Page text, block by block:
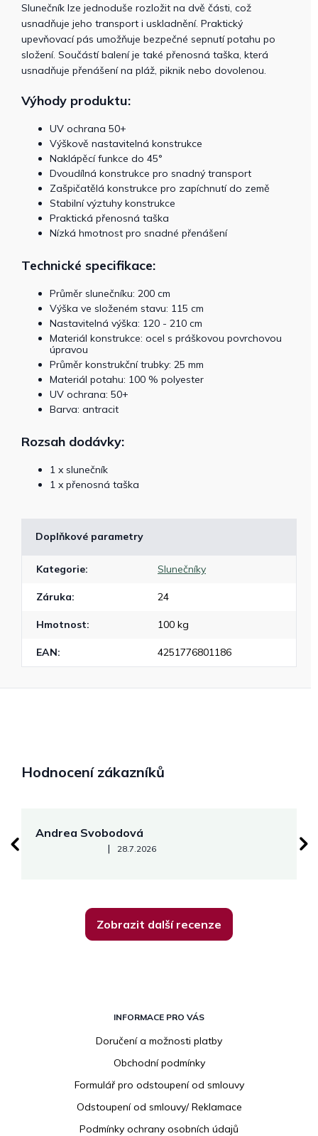
Slunečník lze jednoduše rozložit na dvě části, což
usnadňuje jeho transport i uskladnění. Praktický
upevňovací pás umožňuje bezpečné sepnutí potahu po
složení. Součástí balení je také přenosná taška, která
usnadňuje přenášení na pláž, piknik nebo dovolenou.
Výhody produktu:
UV ochrana 50+
Výškově nastavitelná konstrukce
Naklápěcí funkce do 45°
Dvoudílná konstrukce pro snadný transport
Zašpičatělá konstrukce pro zapíchnutí do země
Stabilní výztuhy konstrukce
Praktická přenosná taška
Nízká hmotnost pro snadné přenášení
Technické specifikace:
Průměr slunečníku: 200 cm
Výška ve složeném stavu: 115 cm
Nastavitelná výška: 120 - 210 cm
Materiál konstrukce: ocel s práškovou povrchovou
úpravou
Průměr konstrukční trubky: 25 mm
Materiál potahu: 100 % polyester
UV ochrana: 50+
Barva: antracit
Rozsah dodávky:
1 x slunečník
1 x přenosná taška
Doplňkové parametry
Kategorie: Slunečníky
Záruka: 24
Hmotnost: 100 kg
EAN: 4251776801186
Hodnocení zákazníků
Andrea Svobodová
Hodnocení obchodu je 5 z 5 hvězdiček.
| 28.7.2026
Zobrazit další recenze
INFORMACE PRO VÁS
Doručení a možnosti platby
Obchodní podmínky
Formulář pro odstoupení od smlouvy
Odstoupení od smlouvy/ Reklamace
Podmínky ochrany osobních údajů